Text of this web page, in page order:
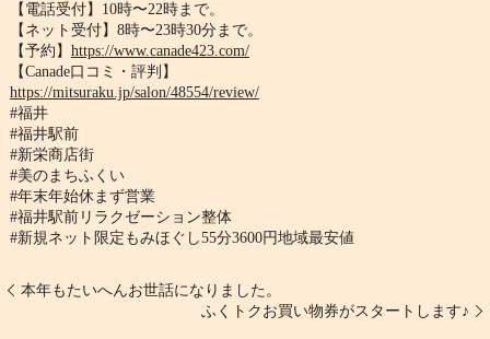
【電話受付】10時〜22時まで。
【ネット受付】8時〜23時30分まで。
【予約】 https://www.canade423.com/
【Canade口コミ・評判】
https://mitsuraku.jp/salon/48554/review/
#福井
#福井駅前
#新栄商店街
#美のまちふくい
#年末年始休まず営業
#福井駅前リラクゼーション整体
#新規ネット限定もみほぐし55分3600円地域最安値
本年もたいへんお世話になりました。
ふくトクお買い物券がスタートします♪